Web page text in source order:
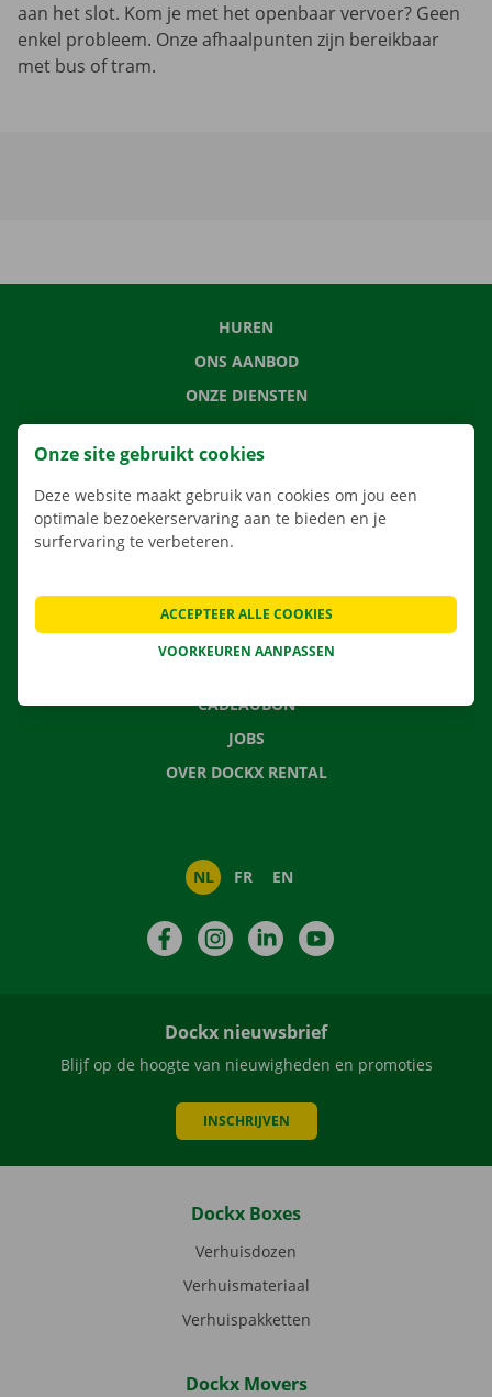
aan het slot. Kom je met het openbaar vervoer? Geen
enkel probleem. Onze afhaalpunten zijn bereikbaar
met bus of tram.
HUREN
ONS AANBOD
ONZE DIENSTEN
LOCATIES
APP
VERHUISOPLOSSINGEN
CONTACTEER ONS
VEELGESTELDE VRAGEN
CADEAUBON
JOBS
OVER DOCKX RENTAL
NL FR EN
FacebookInstagramLinkedIn
Dockx nieuwsbrief
Blijf op de hoogte van nieuwigheden en promoties
INSCHRIJVEN
Dockx Boxes
Verhuisdozen
Verhuismateriaal
Verhuispakketten
Dockx Movers
Onze site gebruikt cookies
Deze website maakt gebruik van cookies om jou een
optimale bezoekerservaring aan te bieden en je
surfervaring te verbeteren.
VOORKEUREN AANPASSEN
ACCEPTEER ALLE COOKIES